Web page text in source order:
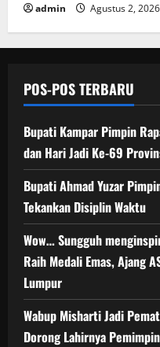
admin Agustus 2, 2026
POS-POS TERBARU
Bupati Kampar Pimpin
dan Hari Jadi Ke-69
Bupati Ahmad Yuzar
Tekankan Disiplin Waktu
Wow… Sungguh
Raih Medali Emas, Ajang
Lumpur
Wabup Misharti Jadi
Dorong Lahirnya